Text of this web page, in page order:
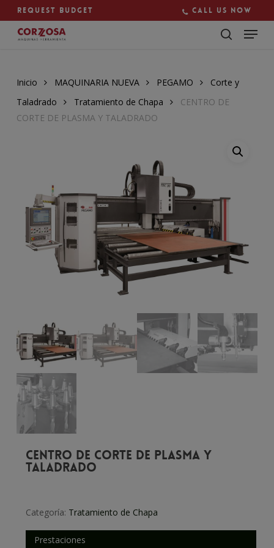
main
content
Request budget Call us now
Inicio MAQUINARIA NUEVA PEGAMO
Corte y
Taladrado
Tratamiento de Chapa
CENTRO DE
CORTE DE PLASMA Y TALADRADO
CENTRO DE CORTE DE PLASMA Y
TALADRADO
Categoría: Tratamiento de Chapa
Prestaciones
Close